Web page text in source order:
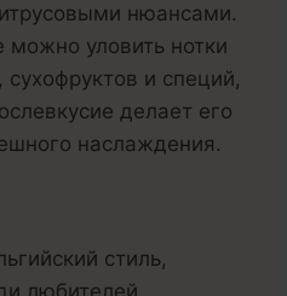
нюансами.
можно уловить нотки
и специй,
делает его
наслаждения.
стиль,